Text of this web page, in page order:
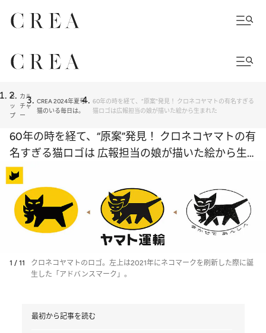
ト
ッ
プ
カル
チャ
ー
CREA 2024年夏号
猫のいる毎日は。
60年の時を経て、“原案”発見！ クロネコヤマトの有名すぎる
猫ロゴは広報担当の娘が描いた絵から生まれた
60年の時を経て、“原案”発見！ クロネコヤマトの有
名すぎる猫ロゴは 広報担当の娘が描いた絵から生
まれた
1 / 11
クロネコヤマトのロゴ。左上は2021年にネコマークを刷新した際に誕
生した「アドバンスマーク」。
最初から記事を読む